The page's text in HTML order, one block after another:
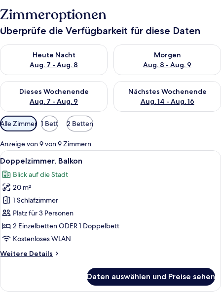
Zimmeroptionen
Überprüfe die Verfügbarkeit für diese Daten
Heute Nacht
Aug. 7 - Aug. 8
Überprüfe die Verfügbarkeit für heute Nacht, Aug. 7 - Aug. 8.
Morgen
Aug. 8 - Aug. 9
Überprüfe die Verfügbarkeit
Dieses Wochenende
Aug. 7 - Aug. 9
Überprüfe die Verfügbarkeit für dieses Wochenende, Aug. 7
Nächstes Wochenende
Aug. 14 - Aug. 16
Überprüfe die Verfügbarkeit
Verfügbare
Filter
für
Zimmer
Alle Zimmer 1 Bett 2 Betten
Anzeige von 9 von 9 Zimmern
Alle
Fotos
für
Doppelzimmer,
Balkon
anzeigen
Ein modernes Hotelzimmer mit Bett,
9
Doppelzimmer, Balkon
Blick auf die Stadt
20 m²
1 Schlafzimmer
Platz für 3 Personen
2 Einzelbetten ODER 1 Doppelbett
Kostenloses WLAN
Weitere Details
Weitere
Balkon
Daten auswählen und Preise sehen